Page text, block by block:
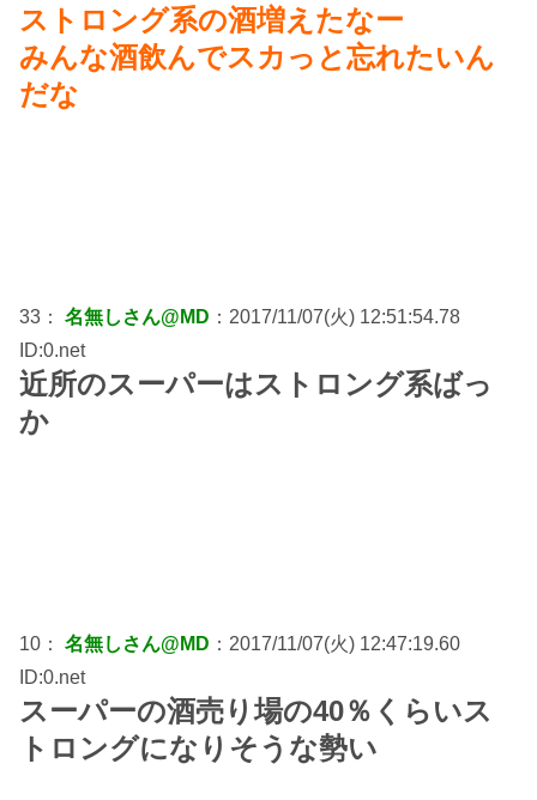
ストロング系の酒増えたなー
みんな酒飲んでスカっと忘れたいん
だな
33： 名無しさん@MD ：2017/11/07(火) 12:51:54.78
ID:0.net
近所のスーパーはストロング系ばっ
か
10： 名無しさん@MD ：2017/11/07(火) 12:47:19.60
ID:0.net
スーパーの酒売り場の40％くらいス
トロングになりそうな勢い